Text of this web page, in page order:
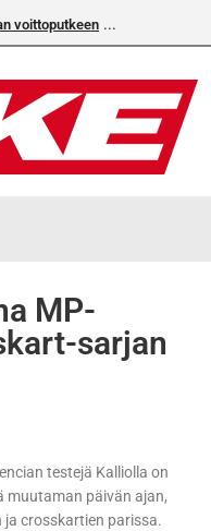
voittoputkeen
MP-
sarjan
testejä Kalliolla on
muutaman päivän ajan,
crosskartien parissa.